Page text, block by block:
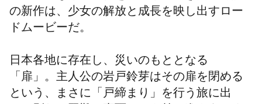
の新作は、少女の解放と成長を映し出すロー
ドムービーだ。
日本各地に存在し、災いのもととなる
「扉」。 主人公の岩戸鈴芽はその扉を閉める
という、まさに「戸締まり」を行う旅に出